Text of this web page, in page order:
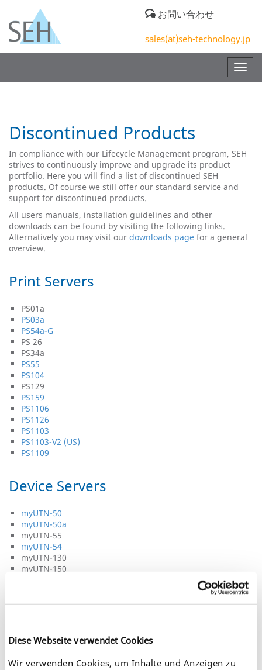
Diese Webseite verwendet Cookies
Wir verwenden Cookies, um Inhalte und Anzeigen zu
お問い合わせ
sales(at)seh-technology.jp
Discontinued Products
In compliance with our Lifecycle Management program, SEH
strives to continuously improve and upgrade its product
portfolio. Here you will find a list of discontinued SEH
products. Of course we still offer our standard service and
support for discontinued products.
All users manuals, installation guidelines and other
downloads can be found by visiting the following links.
Alternatively you may visit our downloads page for a general
overview.
Print Servers
PS01a
PS03a
PS54a-G
PS 26
PS34a
PS55
PS104
PS129
PS159
PS1106
PS1126
PS1103
PS1103-V2 (US)
PS1109
Device Servers
myUTN-50
myUTN-50a
myUTN-55
myUTN-54
myUTN-130
myUTN-150